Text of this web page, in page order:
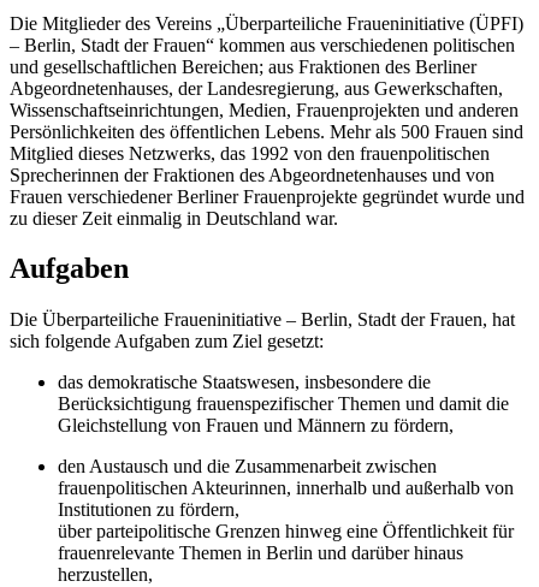
Die Mitglieder des Vereins „Überparteiliche Fraueninitiative (ÜPFI)
– Berlin, Stadt der Frauen“ kommen aus verschiedenen politischen
und gesellschaftlichen Bereichen; aus Fraktionen des Berliner
Abgeordnetenhauses, der Landesregierung, aus Gewerkschaften,
Wissenschaftseinrichtungen, Medien, Frauenprojekten und anderen
Persönlichkeiten des öffentlichen Lebens. Mehr als 500 Frauen sind
Mitglied dieses Netzwerks, das 1992 von den frauenpolitischen
Sprecherinnen der Fraktionen des Abgeordnetenhauses und von
Frauen verschiedener Berliner Frauenprojekte gegründet wurde und
zu dieser Zeit einmalig in Deutschland war.
Aufgaben
Die Überparteiliche Fraueninitiative – Berlin, Stadt der Frauen, hat
sich folgende Aufgaben zum Ziel gesetzt:
das demokratische Staatswesen, insbesondere die
Berücksichtigung frauenspezifischer Themen und damit die
Gleichstellung von Frauen und Männern zu fördern,
den Austausch und die Zusammenarbeit zwischen
frauenpolitischen Akteurinnen, innerhalb und außerhalb von
Institutionen zu fördern,
über parteipolitische Grenzen hinweg eine Öffentlichkeit für
frauenrelevante Themen in Berlin und darüber hinaus
herzustellen,